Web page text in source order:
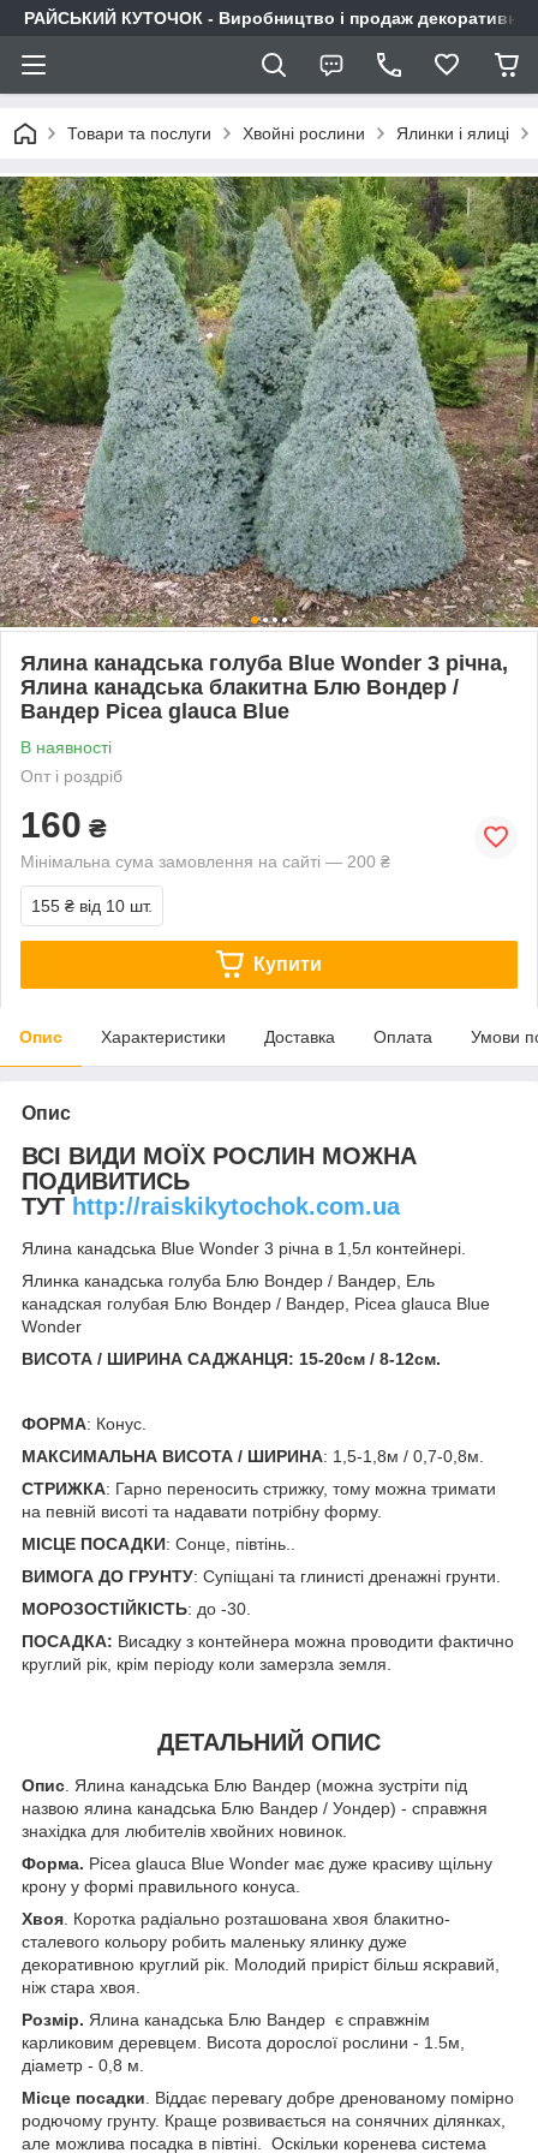
РАЙСЬКИЙ КУТОЧОК - Виробництво і продаж декоративних
Товари та послуги Хвойні рослини Ялинки і ялиці
Ялина канадська голуба Blue Wonder 3 річна,
Ялина канадська блакитна Блю Вондер /
Вандер Picea glauca Blue
В наявності
Опт і роздріб
160 ₴
Мінімальна сума замовлення на сайті — 200 ₴
155 ₴ від 10 шт.
Купити
Опис Характеристики Доставка Оплата Умови
Опис
ВСІ ВИДИ МОЇХ РОСЛИН МОЖНА
ПОДИВИТИСЬ
ТУТ http://raiskikytochok.com.ua
Ялина канадська Blue Wonder 3 річна в 1,5л контейнері.
Ялинка канадська голуба Блю Вондер / Вандер, Ель
канадская голубая Блю Вондер / Вандер, Picea glauca Blue
Wonder
ВИСОТА / ШИРИНА САДЖАНЦЯ: 15-20см / 8-12см.
ФОРМА: Конус.
МАКСИМАЛЬНА ВИСОТА / ШИРИНА: 1,5-1,8м / 0,7-0,8м.
СТРИЖКА: Гарно переносить стрижку, тому можна тримати
на певній висоті та надавати потрібну форму.
МІСЦЕ ПОСАДКИ: Сонце, півтінь..
ВИМОГА ДО ГРУНТУ: Супіщані та глинисті дренажні грунти.
МОРОЗОСТІЙКІСТЬ: до -30.
ПОСАДКА: Висадку з контейнера можна проводити фактично
круглий рік, крім періоду коли замерзла земля.
ДЕТАЛЬНИЙ ОПИС
Опис . Ялина канадська Блю Вандер (можна зустріти під
назвою ялина канадська Блю Вандер / Уондер) - справжня
знахідка для любителів хвойних новинок.
Форма. Picea glauca Blue Wonder має дуже красиву щільну
крону у формі правильного конуса.
Хвоя . Коротка радіально розташована хвоя блакитно-
сталевого кольору робить маленьку ялинку дуже
декоративною круглий рік. Молодий приріст більш яскравий,
ніж стара хвоя.
Розмір. Ялина канадська Блю Вандер є справжнім
карликовим деревцем. Висота дорослої рослини - 1.5м,
діаметр - 0,8 м.
Місце посадки . Віддає перевагу добре дренованому помірно
родючому грунту. Краще розвивається на сонячних ділянках,
але можлива посадка в півтіні. Оскільки коренева система